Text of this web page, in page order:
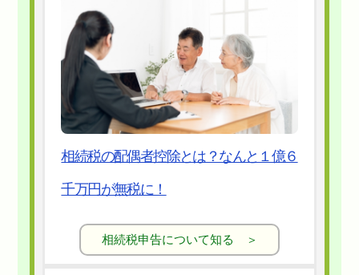
相続税の配偶者控除とは？なんと１億６
千万円が無税に！
相続税申告について知る ＞